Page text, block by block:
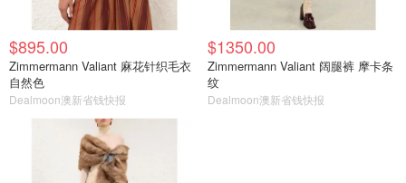
$895.00
Zimmermann Valiant 麻花针织毛衣
自然色
Dealmoon澳新省钱快报
$1350.00
Zimmermann Valiant 阔腿裤 摩卡条
纹
Dealmoon澳新省钱快报